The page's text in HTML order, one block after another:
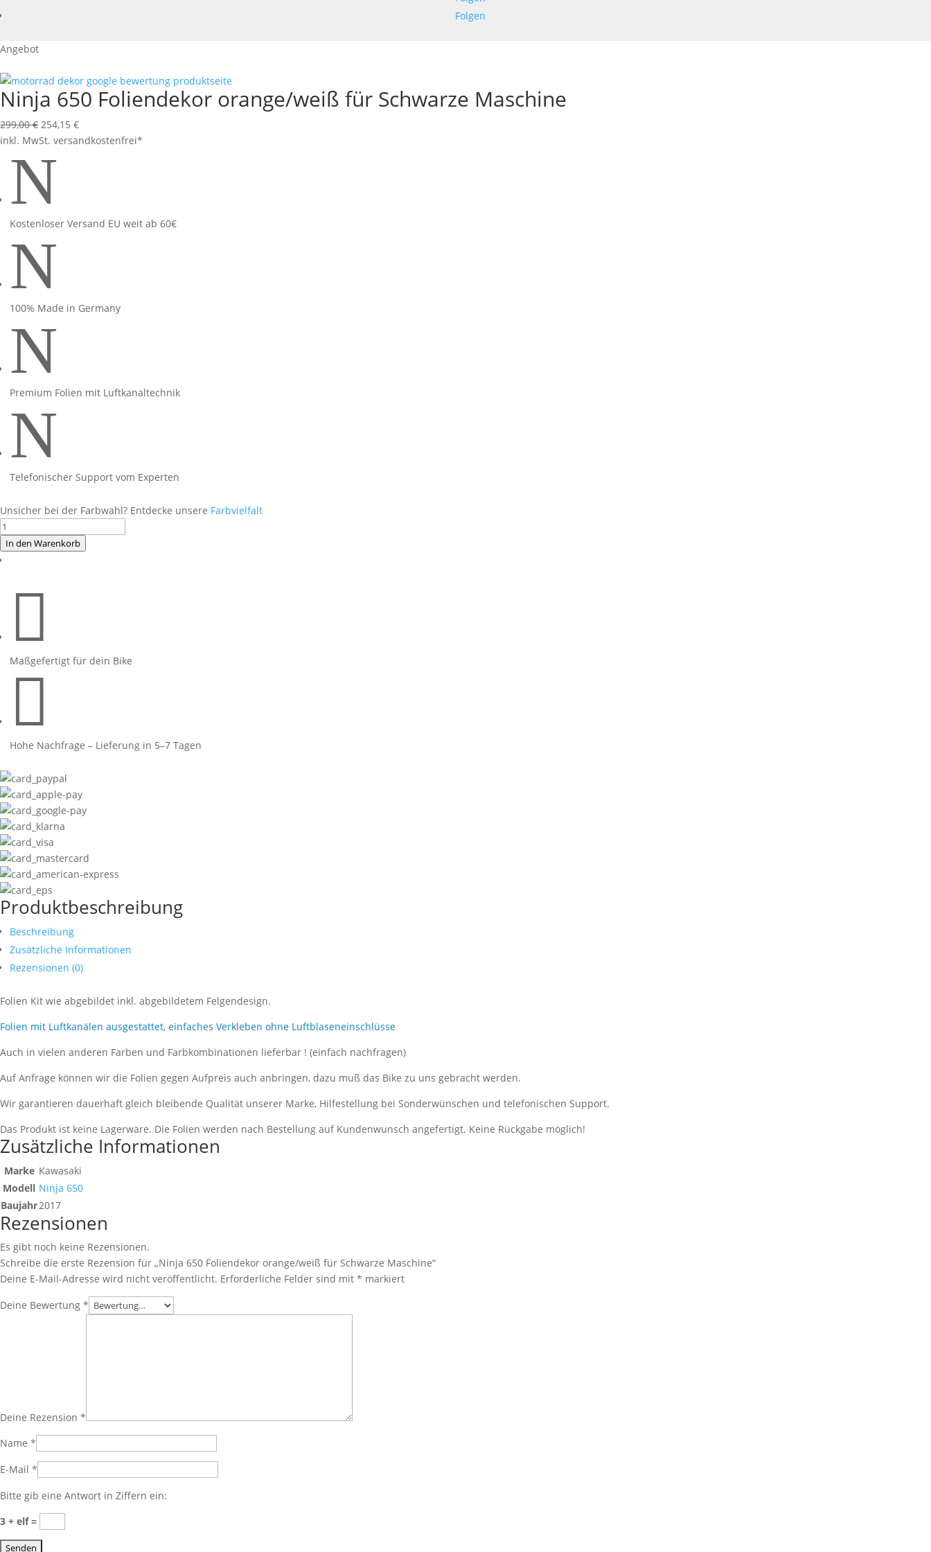
Folgen
Angebot
Ninja 650 Foliendekor orange/weiß für Schwarze Maschine
299,00€ Ursprünglicher
Preis
254,15 €Aktueller
Preis
inkl. MwSt. versandkostenfrei*
N
Kostenloser Versand EU weit ab 60€
N
100% Made in Germany
N
Premium Folien mit Luftkanaltechnik
N
Telefonischer Support vom Experten
Unsicher bei der Farbwahl? Entdecke unsere Farbvielfalt
Ninja
650
Foliendekor
Menge
In den Warenkorb

Maßgefertigt für dein Bike

Hohe Nachfrage – Lieferung in 5–7 Tagen
Produktbeschreibung
Beschreibung
Zusätzliche Informationen
Rezensionen (0)
Folien Kit wie abgebildet inkl. abgebildetem Felgendesign.
Folien mit Luftkanälen ausgestattet, einfaches Verkleben ohne Luftblaseneinschlüsse
Auch in vielen anderen Farben und Farbkombinationen lieferbar ! (einfach nachfragen)
Auf Anfrage können wir die Folien gegen Aufpreis auch anbringen, dazu muß das Bike zu uns gebracht werden.
Wir garantieren dauerhaft gleich bleibende Qualität unserer Marke, Hilfestellung bei Sonderwünschen und telefonischen Support.
Das Produkt ist keine Lagerware. Die Folien werden nach Bestellung auf Kundenwunsch angefertigt. Keine Rückgabe möglich!
Zusätzliche Informationen
Marke Kawasaki
Modell Ninja 650
Baujahr2017
Rezensionen
Es gibt noch keine Rezensionen.
Schreibe die erste Rezension für „Ninja 650 Foliendekor orange/weiß für Schwarze Maschine“
Deine E-Mail-Adresse wird nicht veröffentlicht. Erforderliche Felder sind mit * markiert
Deine Bewertung *
Deine Rezension *
Name *
E-Mail *
Bitte gib eine Antwort in Ziffern ein:
3 + elf =